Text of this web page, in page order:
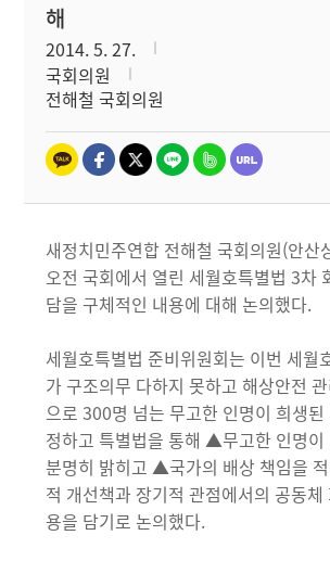
해
2014. 5. 27.
국회의원
전해철 국회의원
새정치민주연합 전해철 국회의원(안산
오전 국회에서 열린 세월호특별법 3차
담을 구체적인 내용에 대해 논의했다.
세월호특별법 준비위원회는 이번 세월
가 구조의무 다하지 못하고 해상안전
으로 300명 넘는 무고한 인명이 희생
정하고 특별법을 통해 ▲무고한 인명이
분명히 밝히고 ▲국가의 배상 책임을
적 개선책과 장기적 관점에서의 공동체
용을 담기로 논의했다.